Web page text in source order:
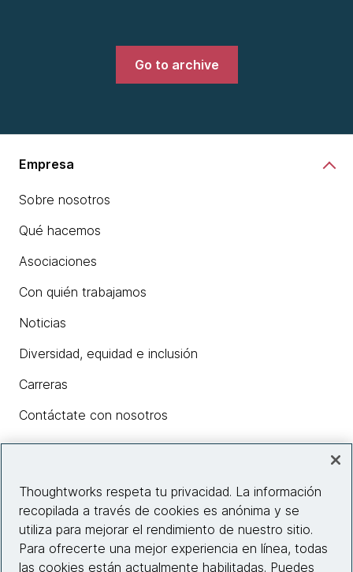
Go to archive
Empresa
Sobre nosotros
Qué hacemos
Asociaciones
Con quién trabajamos
Noticias
Diversidad, equidad e inclusión
Carreras
Contáctate con nosotros
Información del sitio web
Thoughtworks respeta tu privacidad. La información
recopilada a través de cookies es anónima y se
utiliza para mejorar el rendimiento de nuestro sitio.
Para ofrecerte una mejor experiencia en línea, todas
las cookies están actualmente habilitadas. Puedes